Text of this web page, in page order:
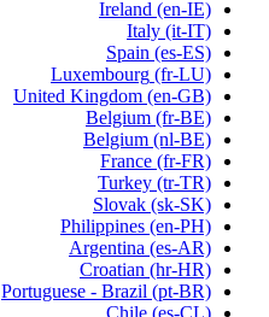
Ireland (en-IE)
Italy (it-IT)
Spain (es-ES)
Luxembourg (fr-LU)
United Kingdom (en-GB)
Belgium (fr-BE)
Belgium (nl-BE)
France (fr-FR)
Turkey (tr-TR)
Slovak (sk-SK)
Philippines (en-PH)
Argentina (es-AR)
Croatian (hr-HR)
Portuguese - Brazil (pt-BR)